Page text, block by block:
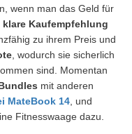
wenn man das Geld für
klare Kaufempfehlung
zu ihrem Preis und
, wodurch sie sicherlich
sind. Momentan
mit anderen
MateBook 14 , und
Fitnesswaage dazu.